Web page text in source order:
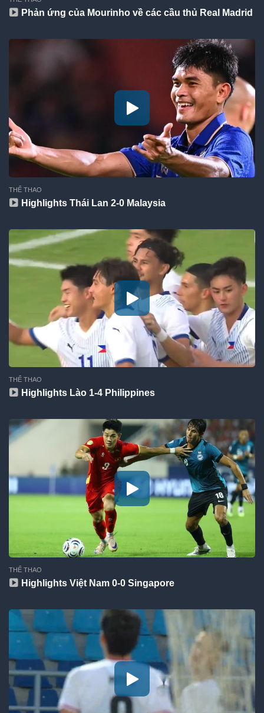
Phản ứng của Mourinho về các cầu thủ Real Madrid
THỂ THAO
Highlights Thái Lan 2-0 Malaysia
THỂ THAO
Highlights Lào 1-4 Philippines
THỂ THAO
Highlights Việt Nam 0-0 Singapore